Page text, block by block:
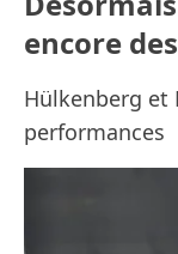
encore
Hülkenberg et
performances